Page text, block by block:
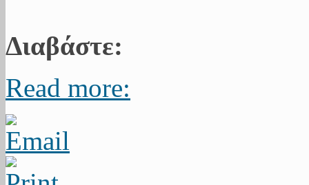
Διαβάστε:
Read more: